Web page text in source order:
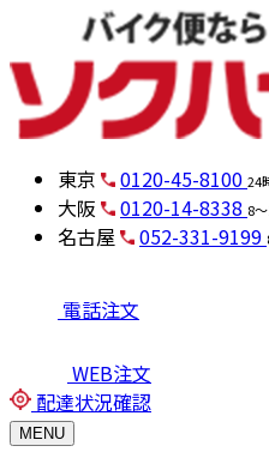
東京 0120-45-8100 24
大阪 0120-14-8338 8
名古屋 052-331-9199
電話注文
WEB注文
配達状況確認
MENU